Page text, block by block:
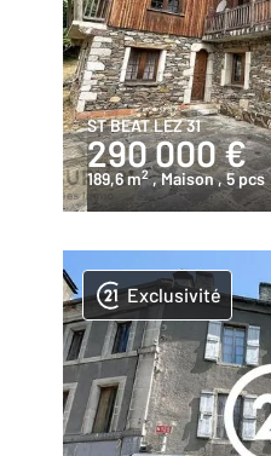
ST BEAT LEZ 31
290 000 €
189,6 m2 , Maison, 5 pcs
Exclusivité